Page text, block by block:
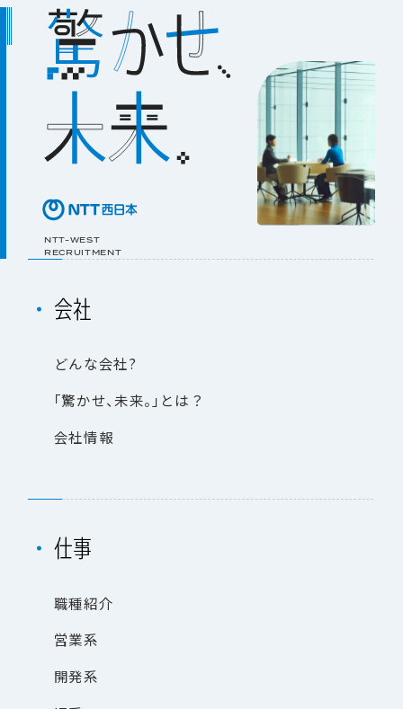
NTT-WEST
RECRUITMENT
会社
どんな会社?
「驚かせ、未来。 」 とは ？
会社情報
仕事
職種紹介
営業系
開発系